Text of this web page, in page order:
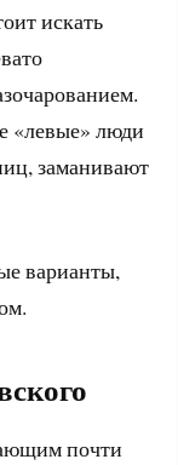
искать
«левые» люди
заманивают
варианты,
почти